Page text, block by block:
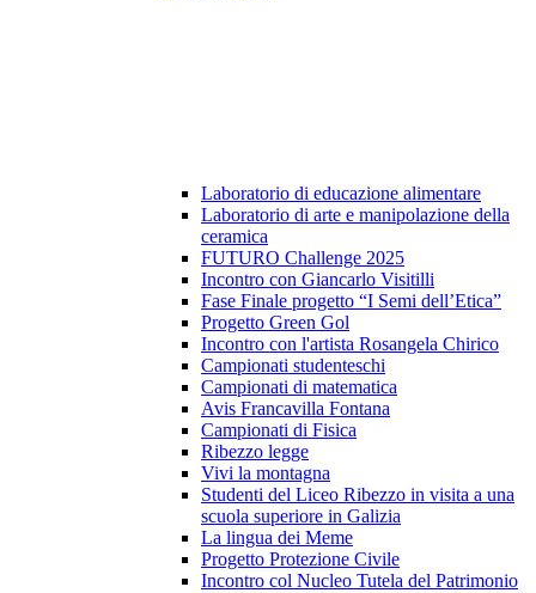
Laboratorio di educazione alimentare
Laboratorio di arte e manipolazione della
ceramica
FUTURO Challenge 2025
Incontro con Giancarlo Visitilli
Fase Finale progetto “I Semi dell’Etica”
Progetto Green Gol
Incontro con l'artista Rosangela Chirico
Campionati studenteschi
Campionati di matematica
Avis Francavilla Fontana
Campionati di Fisica
Ribezzo legge
Vivi la montagna
Studenti del Liceo Ribezzo in visita a una
scuola superiore in Galizia
La lingua dei Meme
Progetto Protezione Civile
Incontro col Nucleo Tutela del Patrimonio